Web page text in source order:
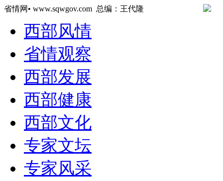
省情网• www.sqwgov.com 总编：王代隆
西部风情
省情观察
西部发展
西部健康
西部文化
专家文坛
专家风采